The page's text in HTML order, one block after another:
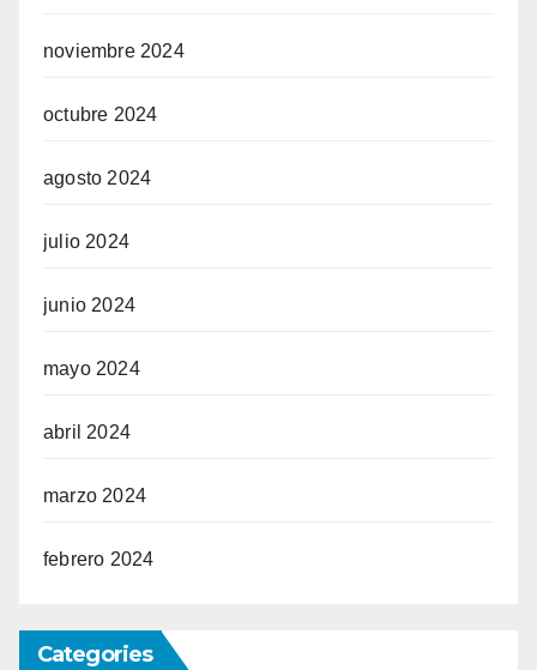
noviembre 2024
octubre 2024
agosto 2024
julio 2024
junio 2024
mayo 2024
abril 2024
marzo 2024
febrero 2024
Categories